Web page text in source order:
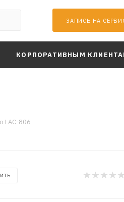
ЗАПИСЬ НА
КОРПОРАТИВНЫМ
LAC-806